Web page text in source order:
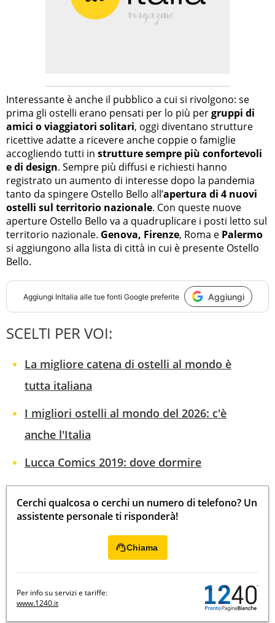
Interessante è anche il pubblico a cui si rivolgono: se
prima gli ostelli erano pensati per lo più pergruppi di
amici o viaggiatori solitari, oggi diventano strutture
ricettive adatte a ricevere anche coppie o famiglie
accogliendo tutti in strutture sempre più confortevoli
e di design. Sempre più diffusi e richiesti hanno
registrato un aumento di interesse dopo la pandemia
tanto da spingere Ostello Bello all’apertura di 4 nuovi
ostelli sul territorio nazionale. Con queste nuove
aperture Ostello Bello va a quadruplicare i posti letto sul
territorio nazionale. Genova, Firenze, Roma e Palermo
si aggiungono alla lista di città in cui è presente Ostello
Bello.
Aggiungi InItalia alle tue fonti Google preferite Aggiungi
SCELTI PER VOI:
La migliore catena di ostelli al mondo è
tutta italiana
I migliori ostelli al mondo del 2026: c'è
anche l'Italia
Lucca Comics 2019: dove dormire
Cerchi qualcosa o cerchi un numero di telefono? Un
assistente personale ti risponderà!
Chiama
Per info su servizi e tariffe:
www.1240.it